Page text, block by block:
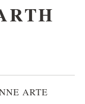
ARTE